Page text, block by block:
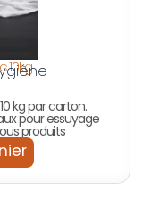
10kg
kg par carton.
pour essuyage
produits